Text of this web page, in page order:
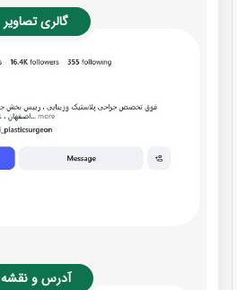
گالری تصاویر
آدرس و نقشه